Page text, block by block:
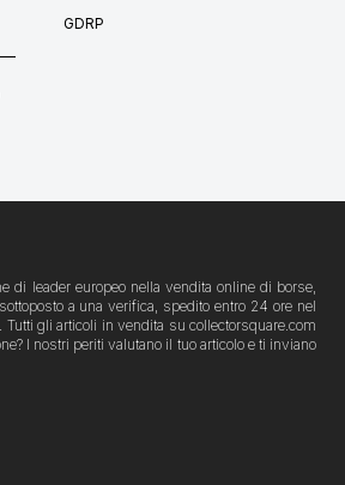
GDRP
di leader europeo nella vendita online di borse,
a una verifica, spedito entro 24 ore nel
gli articoli in vendita su collectorsquare.com
I nostri periti valutano il tuo articolo e ti inviano